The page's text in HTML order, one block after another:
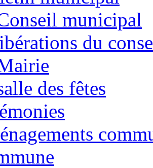
municipal
du
des fêtes